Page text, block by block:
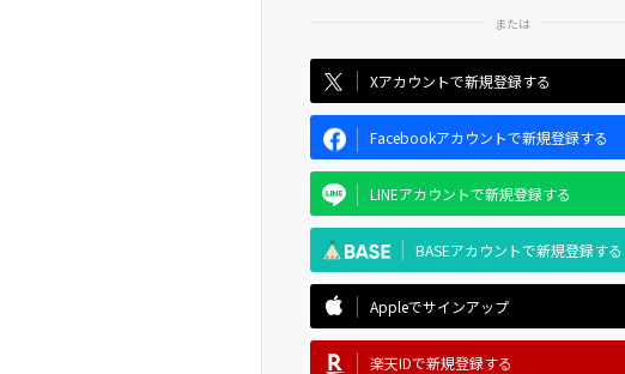
Xアカウントで新規登録する
Facebookアカウントで新規登録する
LINEアカウントで新規登録する
BASEアカウントで新規登録する
Appleでサインアップ
楽天IDで新規登録する